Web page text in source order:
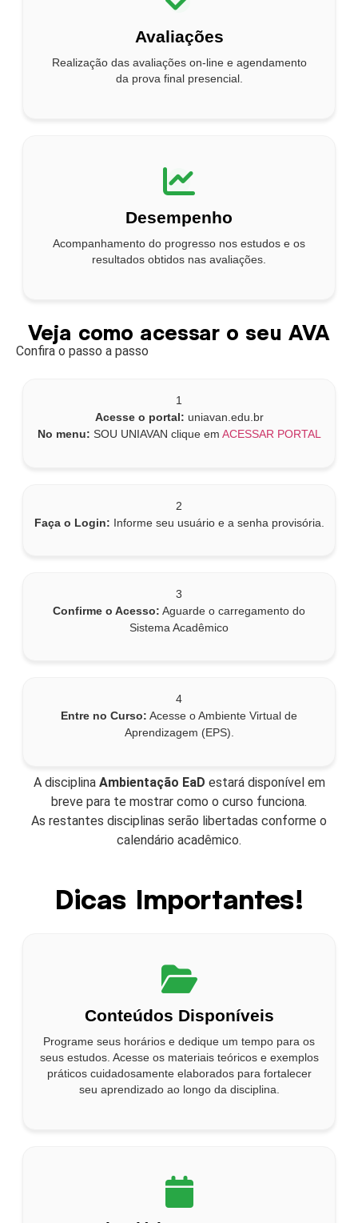
Avaliações
Realização das avaliações on-line e agendamento
da prova final presencial.
Desempenho
Acompanhamento do progresso nos estudos e os
resultados obtidos nas avaliações.
Veja como acessar o seu AVA
Confira o passo a passo
1
Acesse o portal: uniavan.edu.br
No menu: SOU UNIAVAN clique em ACESSAR PORTAL
2
Faça o Login: Informe seu usuário e a senha provisória.
3
Confirme o Acesso: Aguarde o carregamento do
Sistema Acadêmico
4
Entre no Curso: Acesse o Ambiente Virtual de
Aprendizagem (EPS).
A disciplina Ambientação EaD estará disponível em
breve para te mostrar como o curso funciona.
As restantes disciplinas serão libertadas conforme o
calendário acadêmico.
Dicas Importantes!
Conteúdos Disponíveis
Programe seus horários e dedique um tempo para os
seus estudos. Acesse os materiais teóricos e exemplos
práticos cuidadosamente elaborados para fortalecer
seu aprendizado ao longo da disciplina.